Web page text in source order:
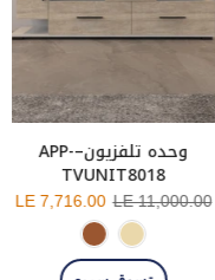
وحده تلفزيون–APP-
TVUNIT8018
LE
LE 7,716.00